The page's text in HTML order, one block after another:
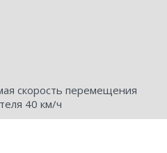
скорость перемещения
40 км/ч